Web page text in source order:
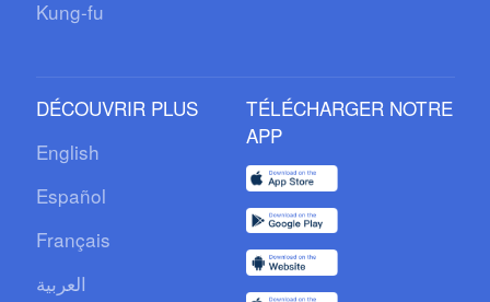
Kung-fu
DÉCOUVRIR PLUS
English
Español
Français
العربية
TÉLÉCHARGER NOTRE
APP